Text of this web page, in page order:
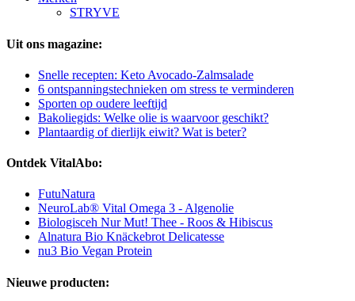
STRYVE
Uit ons magazine:
Snelle recepten: Keto Avocado-Zalmsalade
6 ontspanningstechnieken om stress te verminderen
Sporten op oudere leeftijd
Bakoliegids: Welke olie is waarvoor geschikt?
Plantaardig of dierlijk eiwit? Wat is beter?
Ontdek VitalAbo:
FutuNatura
NeuroLab® Vital Omega 3 - Algenolie
Biologisceh Nur Mut! Thee - Roos & Hibiscus
Alnatura Bio Knäckebrot Delicatesse
nu3 Bio Vegan Protein
Nieuwe producten: